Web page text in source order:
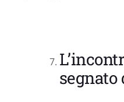
segnato